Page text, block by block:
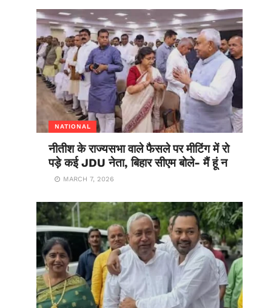
NATIONAL
नीतीश के राज्यसभा वाले फैसले पर मीटिंग में रो
पड़े कई JDU नेता, बिहार सीएम बोले- मैं हूं न
MARCH 7, 2026